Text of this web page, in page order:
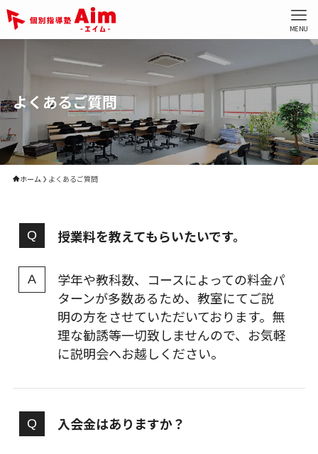
MENU
よくあるご質問
ホーム よくあるご質問
授業料を教えてもらいたいです。
学年や教科数、コースによっての料金パ
ターンが多数あるため、教室にてご説
明の方をさせていただいております。無
理な勧誘等一切致しませんので、お気軽
に説明会へお越しください。
入会金はありますか？